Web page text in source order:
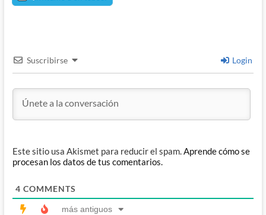
Suscribirse Login
Este sitio usa Akismet para reducir el spam.Aprende cómo se
procesan los datos de tus comentarios.
4 COMMENTS
más antiguos